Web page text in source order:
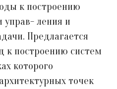
к построению
управ- ления и
Предлагается
к построению систем
которого
точек